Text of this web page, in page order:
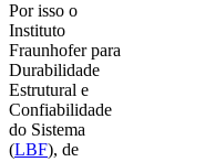
Por isso o
Instituto
Fraunhofer para
Durabilidade
Estrutural e
Confiabilidade
do Sistema
(LBF), de